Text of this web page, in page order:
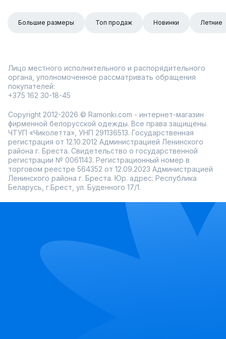
Большие размеры Топ продаж Новинки Летние
Лицо местного исполнительного и распорядительного
органа, уполномоченное рассматривать обращения
покупателей:
+375 162 30-18-45
Copyright 2012-2026 © Ramonki.com - интернет-магазин
фирменной белорусской одежды. Все права защищены.
ЧТУП «Чиколетта», УНП 291136513. Государственная
регистрация от 12.10.2012 Администрацией Ленинского
района г. Бреста. Свидетельство о государственной
регистрации № 0061143. Регистрационный номер в
торговом реестре 564352 от 12.09.2023 Администрацией
Ленинского района г. Бреста. Юр. адрес: Республика
Беларусь, г.Брест, ул. Буденного 17/1.